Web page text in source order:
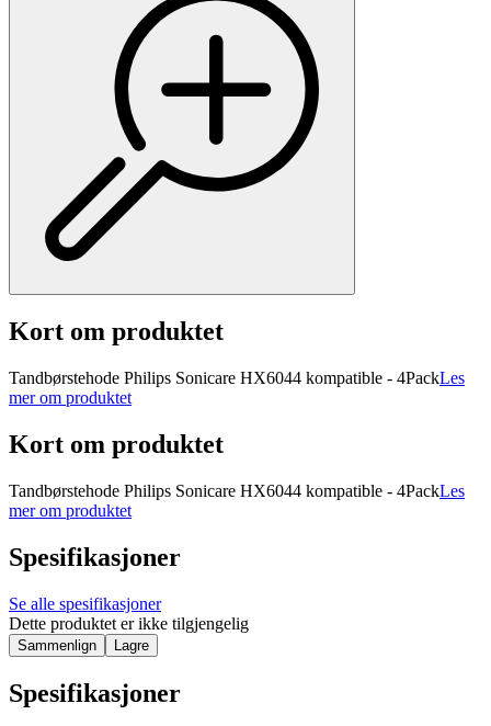
Kort om produktet
Tandbørstehode Philips Sonicare HX6044 kompatible - 4PackLes
mer om produktet
Kort om produktet
Tandbørstehode Philips Sonicare HX6044 kompatible - 4PackLes
mer om produktet
Spesifikasjoner
Se alle spesifikasjoner
Dette produktet er ikke tilgjengelig
Sammenlign Lagre
Spesifikasjoner